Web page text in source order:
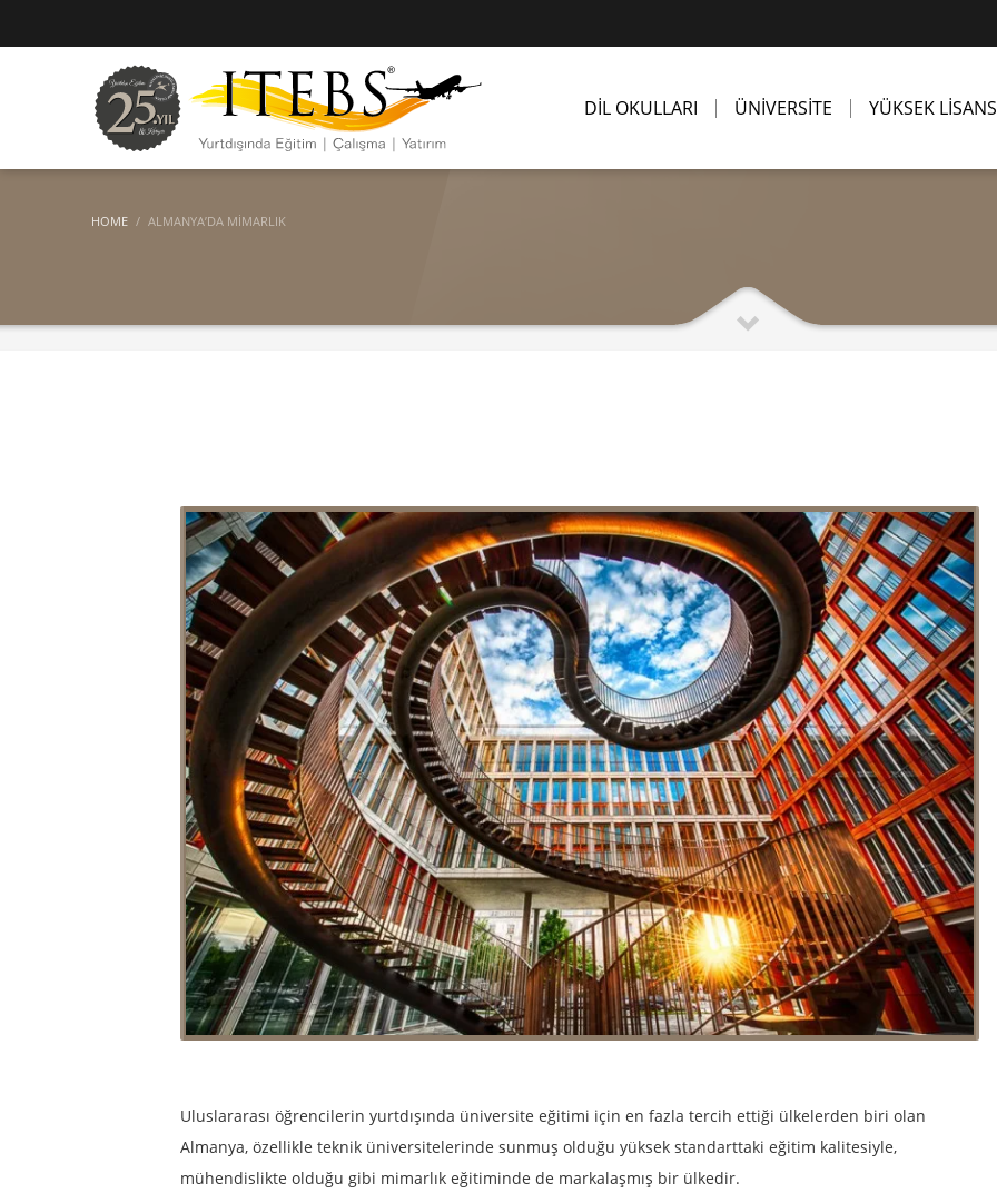
DİL OKULLARI ÜNİVERSİTE YÜKSEK LİSANS
HOME ALMANYA’DA MIMARLIK
Uluslararası öğrencilerin yurtdışında üniversite eğitimi için en fazla tercih ettiği ülkelerden biri olan
Almanya, özellikle teknik üniversitelerinde sunmuş olduğu yüksek standarttaki eğitim kalitesiyle,
mühendislikte olduğu gibi mimarlık eğitiminde de markalaşmış bir ülkedir.